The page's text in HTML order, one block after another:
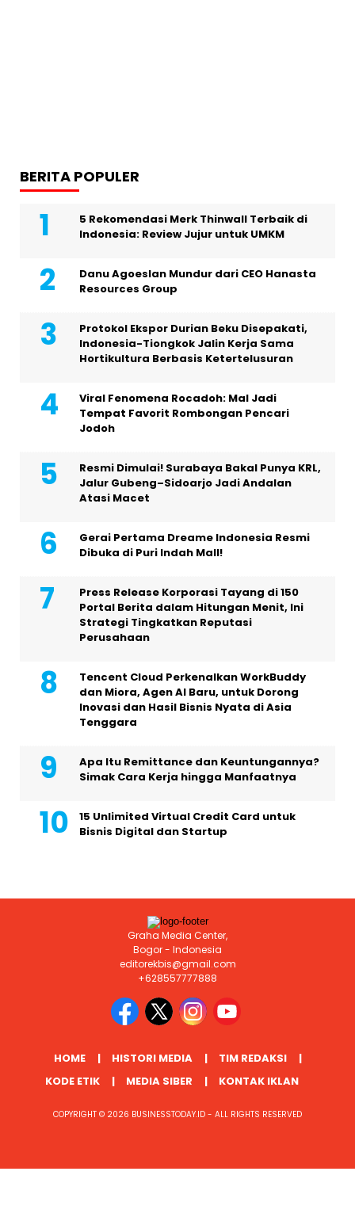
BERITA POPULER
5 Rekomendasi Merk Thinwall Terbaik di
Indonesia: Review Jujur untuk UMKM
Danu Agoeslan Mundur dari CEO Hanasta
Resources Group
Protokol Ekspor Durian Beku Disepakati,
Indonesia-Tiongkok Jalin Kerja Sama
Hortikultura Berbasis Ketertelusuran
Viral Fenomena Rocadoh: Mal Jadi
Tempat Favorit Rombongan Pencari
Jodoh
Resmi Dimulai! Surabaya Bakal Punya KRL,
Jalur Gubeng–Sidoarjo Jadi Andalan
Atasi Macet
Gerai Pertama Dreame Indonesia Resmi
Dibuka di Puri Indah Mall!
Press Release Korporasi Tayang di 150
Portal Berita dalam Hitungan Menit, Ini
Strategi Tingkatkan Reputasi
Perusahaan
Tencent Cloud Perkenalkan WorkBuddy
dan Miora, Agen AI Baru, untuk Dorong
Inovasi dan Hasil Bisnis Nyata di Asia
Tenggara
Apa Itu Remittance dan Keuntungannya?
Simak Cara Kerja hingga Manfaatnya
15 Unlimited Virtual Credit Card untuk
Bisnis Digital dan Startup
Graha Media Center,
Bogor - Indonesia
editorekbis@gmail.com
+628557777888
HOME HISTORI MEDIA
TIM REDAKSI
KODE ETIK
MEDIA SIBER KONTAK IKLAN
COPYRIGHT © 2026 BUSINESSTODAY.ID - ALL RIGHTS RESERVED